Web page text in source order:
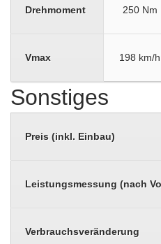
Drehmoment 250 Nm
Vmax 198 km/h
Sonstiges
Preis (inkl. Einbau)
Leistungsmessung (nach
Verbrauchsveränderung